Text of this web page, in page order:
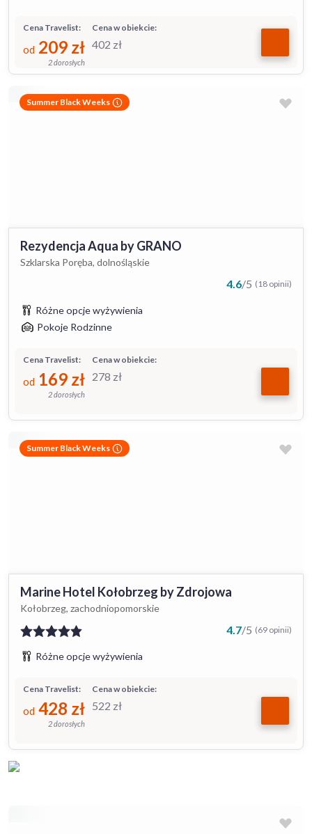
Cena w obiekcie:
402 zł
Cena Travelist:
od 209 zł
2 dorosłych
Summer Black Weeks
Rezydencja Aqua by GRANO
Szklarska Poręba, dolnośląskie
4.6/5 (18 opinii)
Różne opcje wyżywienia
Pokoje Rodzinne
Cena w obiekcie:
278 zł
Cena Travelist:
od 169 zł
2 dorosłych
Summer Black Weeks
Marine Hotel Kołobrzeg by Zdrojowa
Kołobrzeg, zachodniopomorskie
4.7/5 (69 opinii)
Różne opcje wyżywienia
Cena w obiekcie:
522 zł
Cena Travelist:
od 428 zł
2 dorosłych